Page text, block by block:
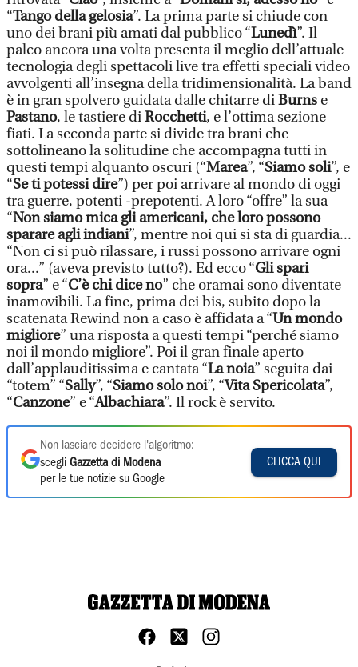
“Tango della gelosia”. La prima parte si chiude con
uno dei brani più amati dal pubblico “Lunedì”. Il
palco ancora una volta presenta il meglio dell’attuale
tecnologia degli spettacoli live tra effetti speciali video
avvolgenti all’insegna della tridimensionalità. La band
è in gran spolvero guidata dalle chitarre diBurns e
Pastano, le tastiere diRocchetti, e l’ottima sezione
fiati. La seconda parte si divide tra brani che
sottolineano la solitudine che accompagna tutti in
questi tempi alquanto oscuri (“Marea”, “Siamo soli”, e
“Se ti potessi dire”) per poi arrivare al mondo di oggi
tra guerre, potenti -prepotenti. A loro “offre” la sua
“Non siamo mica gli americani, che loro possono
sparare agli indiani”, mentre noi qui si sta di guardia...
“Non ci si può rilassare, i russi possono arrivare ogni
ora...” (aveva previsto tutto?). Ed ecco “Gli spari
sopra” e “C’è chi dice no” che oramai sono diventate
inamovibili. La fine, prima dei bis, subito dopo la
scatenata Rewind non a caso è affidata a “Un mondo
migliore” una risposta a questi tempi “perché siamo
noi il mondo migliore”. Poi il gran finale aperto
dall’applauditissima e cantata “La noia” seguita dai
“totem” “Sally”, “Siamo solo noi”, “Vita Spericolata”,
“Canzone” e “Albachiara”. Il rock è servito.
Non lasciare decidere l'algoritmo:
scegli Gazzetta di Modena
per le tue notizie su Google
CLICCA QUI